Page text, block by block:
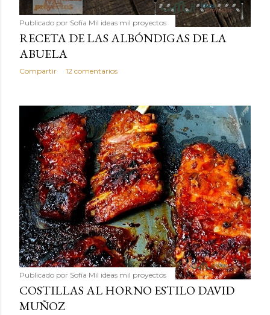
Publicado por Sofía Mil ideas mil proyectos
RECETA DE LAS ALBÓNDIGAS DE LA
ABUELA
Compartir 12 comentarios
Publicado por Sofía Mil ideas mil proyectos
COSTILLAS AL HORNO ESTILO DAVID
MUÑOZ